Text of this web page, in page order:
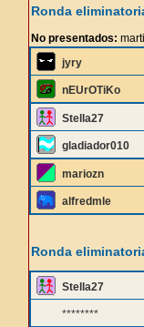
Ronda
No presentados:
jyry
nEUrOTiKo
Stella27
gladiador010
mariozn
alfredmle
Ronda
Stella27
********